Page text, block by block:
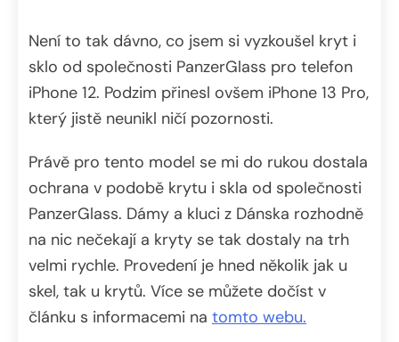
Není to tak dávno, co jsem si vyzkoušel kryt i
sklo od společnosti PanzerGlass pro telefon
iPhone 12. Podzim přinesl ovšem iPhone 13 Pro,
který jistě neunikl ničí pozornosti.
Právě pro tento model se mi do rukou dostala
ochrana v podobě krytu i skla od společnosti
PanzerGlass. Dámy a kluci z Dánska rozhodně
na nic nečekají a kryty se tak dostaly na trh
velmi rychle. Provedení je hned několik jak u
skel, tak u krytů. Více se můžete dočíst v
článku s informacemi na tomto webu.